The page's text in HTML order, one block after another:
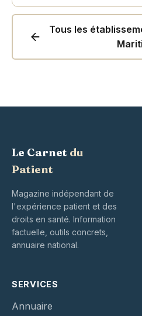
Tous les
Le Carnet du
Patient
Magazine indépendant de
l'expérience patient et des
droits en santé. Information
factuelle, outils concrets,
annuaire national.
SERVICES
Annuaire